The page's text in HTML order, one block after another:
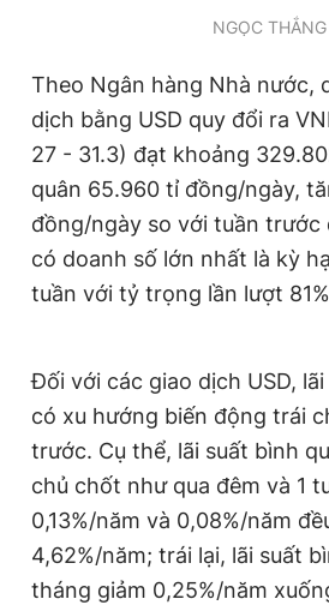
0906 645 777 0908
Đặt báo RSS
Tổng biên tập: Nguyễn Ngọc Toàn
Phó tổng biên tập thường trực: Hải
Phó tổng biên tập: Lâm Hiếu Dũng
Phó tổng biên tập: Trần Việt Hưng
Tổng thư ký tòa soạn: Đức Trung
Giấy phép xuất bản số 110/GP - BTTTT
bản. Phát triển bởi ePi Technologies,
NGỌC THẮNG
Theo Ngân hàng Nhà nước,
dịch bằng USD quy đổi ra
27 - 31.3) đạt khoảng
quân 65.960 tỉ đồng/ngày,
đồng/ngày so với tuần trước
có doanh số lớn nhất là kỳ
tuần với tỷ trọng lần lượt
Đối với các giao dịch USD,
có xu hướng biến động trái
trước. Cụ thể, lãi suất bình
chủ chốt như qua đêm và 1
0,13%/năm và 0,08%/năm
4,62%/năm; trái lại, lãi suất
tháng giảm 0,25%/năm